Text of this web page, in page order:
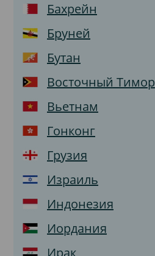
Бахрейн
Бруней
Бутан
Восточный Тимор
Вьетнам
Гонконг
Грузия
Израиль
Индонезия
Иордания